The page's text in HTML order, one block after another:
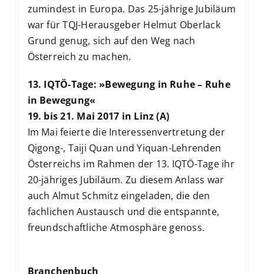
zumindest in Europa. Das 25-jährige Jubiläum
war für TQJ-Herausgeber Helmut Oberlack
Grund genug, sich auf den Weg nach
Österreich zu machen.
13. IQTÖ-Tage: »Bewegung in Ruhe – Ruhe
in Bewegung«
19. bis 21. Mai 2017 in Linz (A)
Im Mai feierte die Interessenvertretung der
Qigong-, Taiji Quan und Yiquan-Lehrenden
Österreichs im Rahmen der 13. IQTÖ-Tage ihr
20-jähriges Jubiläum. Zu diesem Anlass war
auch Almut Schmitz eingeladen, die den
fachlichen Austausch und die entspannte,
freundschaftliche Atmosphäre genoss.
Branchenbuch